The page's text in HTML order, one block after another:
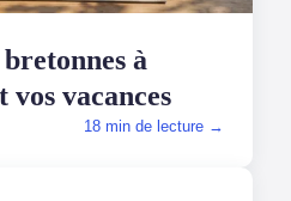
à
vos vacances
18 min de lecture →